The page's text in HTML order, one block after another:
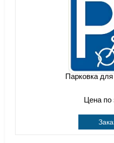
Парковка
Цена по